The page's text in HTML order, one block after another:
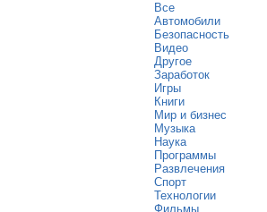
Все
Автомобили
Безопасность
Видео
Другое
Заработок
Игры
Книги
Мир и бизнес
Музыка
Наука
Программы
Развлечения
Спорт
Технологии
Фильмы